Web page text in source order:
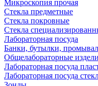
Микроскопия прочая
Стекла предметные
Стекла покровные
Стекла
Лабораторная посуда
Банки, бутылки,
Общелабораторные
Лабораторная посуда
Лабораторная посуда